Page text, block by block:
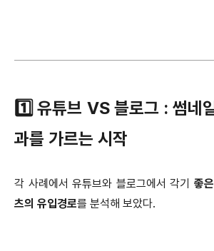
1️⃣ 유튜브 VS 블로그 : 썸네
과를 가르는 시작
각 사례에서 유튜브와 블로그에서 각기 좋
츠의 유입경로를 분석해 보았다.